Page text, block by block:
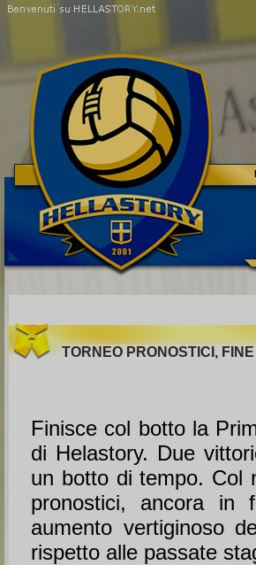
TORNEO PRONOSTICI,
Finisce col botto la
di Helastory. Due
un botto di tempo. Col
pronostici, ancora in
aumento vertiginoso
rispetto alle passate